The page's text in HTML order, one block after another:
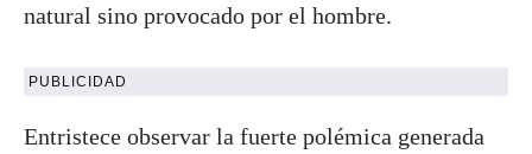
natural sino provocado por el hombre.
PUBLICIDAD
Entristece observar la fuerte polémica generada